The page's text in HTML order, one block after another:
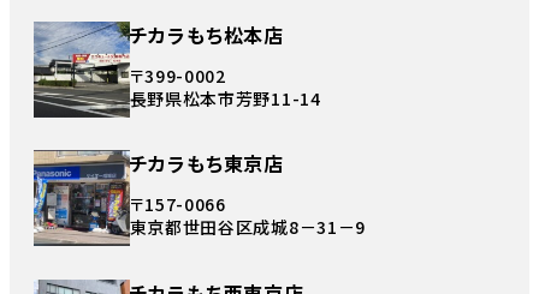
チカラもち松本店
〒399-0002
長野県松本市芳野11-14
チカラもち東京店
〒157-0066
東京都世田谷区成城8－31－9